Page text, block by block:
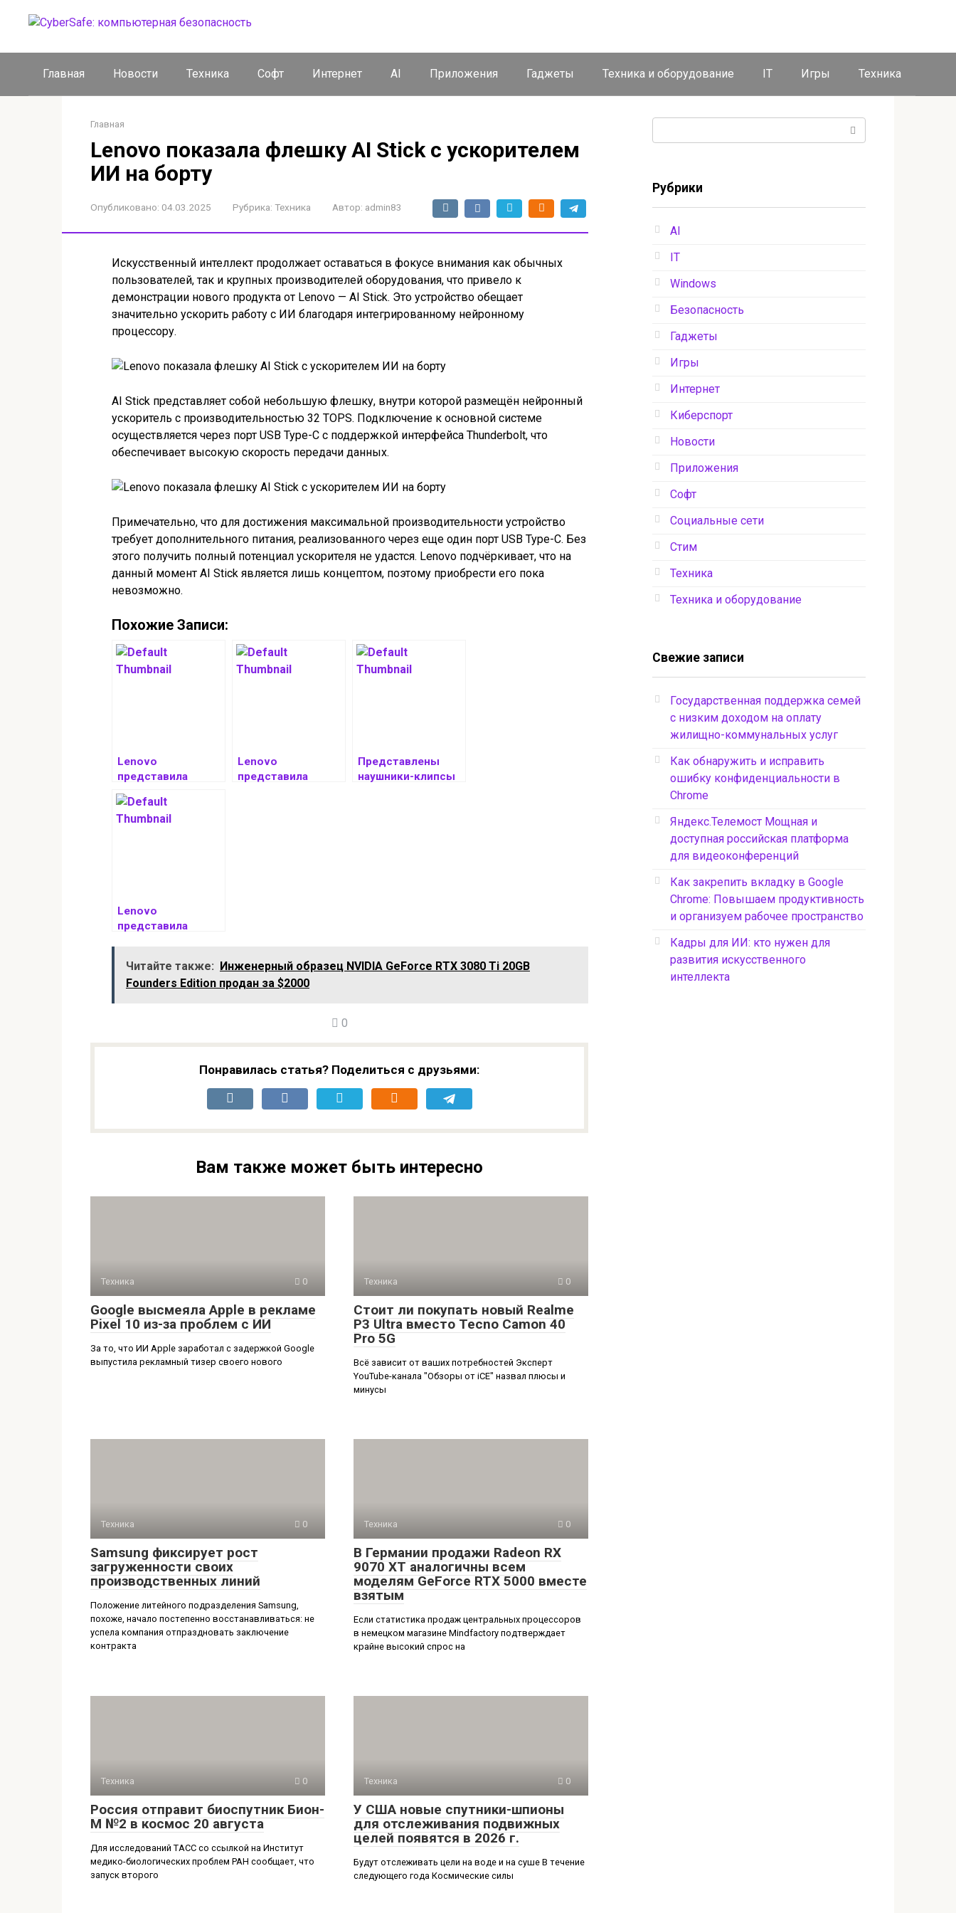
Главная Новости Техника Софт Интернет AI Приложения Гаджеты Техника и оборудование IT Игры Техника
Главная
Lenovo показала флешку AI Stick с ускорителем
ИИ на борту
Опубликовано: 04.03.2025 Рубрика: Техника Автор: admin83
Искусственный интеллект продолжает оставаться в фокусе внимания как обычных
пользователей, так и крупных производителей оборудования, что привело к
демонстрации нового продукта от Lenovo — AI Stick. Это устройство обещает
значительно ускорить работу с ИИ благодаря интегрированному нейронному
процессору.
AI Stick представляет собой небольшую флешку, внутри которой размещён нейронный
ускоритель с производительностью 32 TOPS. Подключение к основной системе
осуществляется через порт USB Type-C с поддержкой интерфейса Thunderbolt, что
обеспечивает высокую скорость передачи данных.
Примечательно, что для достижения максимальной производительности устройство
требует дополнительного питания, реализованного через еще один порт USB Type-C. Без
этого получить полный потенциал ускорителя не удастся. Lenovo подчёркивает, что на
данный момент AI Stick является лишь концептом, поэтому приобрести его пока
невозможно.
Похожие Записи:
Lenovo
представила
обновлённые
ноутбуки серий
Yoga Pro и
Lenovo
представила
Представлены
наушники-клипсы
Lenovo
представила
LM60
Читайте также: Инженерный образец NVIDIA GeForce RTX 3080 Ti 20GB
Founders Edition продан за $2000
0
Понравилась статья? Поделиться с друзьями:
Вам также может быть интересно
Техника 0
Google высмеяла Apple в рекламе
Pixel 10 из-за проблем с ИИ
За то, что ИИ Apple заработал с задержкой Google
выпустила рекламный тизер своего нового
Техника 0
Стоит ли покупать новый Realme
P3 Ultra вместо Tecno Camon 40
Pro 5G
Всё зависит от ваших потребностей Эксперт
YouTube-канала "Обзоры от iCE" назвал плюсы и
минусы
Техника 0
Samsung фиксирует рост
загруженности своих
производственных линий
Положение литейного подразделения Samsung,
похоже, начало постепенно восстанавливаться: не
успела компания отпраздновать заключение
контракта
Техника 0
В Германии продажи Radeon RX
9070 XT аналогичны всем
моделям GeForce RTX 5000 вместе
взятым
Если статистика продаж центральных процессоров
в немецком магазине Mindfactory подтверждает
крайне высокий спрос на
Техника 0
Россия отправит биоспутник Бион-
М №2 в космос 20 августа
Для исследований ТАСС со ссылкой на Институт
медико-биологических проблем РАН сообщает, что
запуск второго
Техника 0
У США новые спутники-шпионы
для отслеживания подвижных
целей появятся в 2026 г.
Будут отслеживать цели на воде и на суше В течение
следующего года Космические силы
Рубрики
AI
IT
Windows
Безопасность
Гаджеты
Игры
Интернет
Киберспорт
Новости
Приложения
Софт
Социальные сети
Стим
Техника
Техника и оборудование
Свежие записи
Государственная поддержка семей
с низким доходом на оплату
жилищно-коммунальных услуг
Как обнаружить и исправить
ошибку конфиденциальности в
Chrome
Яндекс.Телемост Мощная и
доступная российская платформа
для видеоконференций
Как закрепить вкладку в Google
Chrome: Повышаем продуктивность
и организуем рабочее пространство
Кадры для ИИ: кто нужен для
развития искусственного
интеллекта